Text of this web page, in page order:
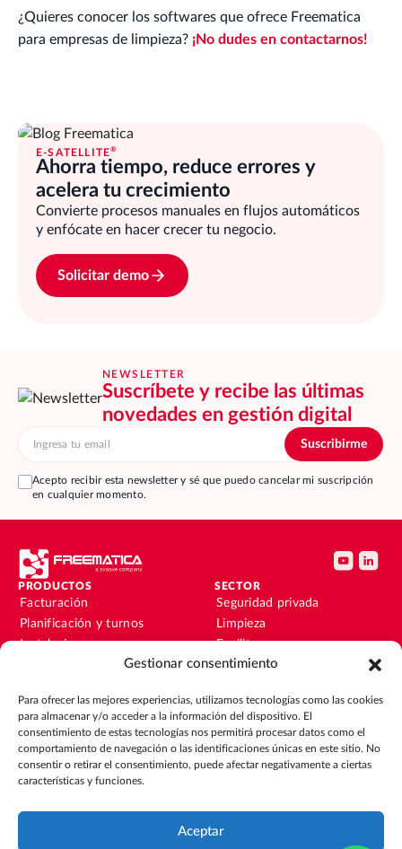
Gestionar consentimiento
Para ofrecer las mejores experiencias, utilizamos tecnologías como las cookies
para almacenar y/o acceder a la información del dispositivo. El
consentimiento de estas tecnologías nos permitirá procesar datos como el
comportamiento de navegación o las identificaciones únicas en este sitio. No
consentir o retirar el consentimiento, puede afectar negativamente a ciertas
características y funciones.
Aceptar
¿Quieres conocer los softwares que ofrece Freematica
para empresas de limpieza? ¡No dudes en contactarnos!
E-SATELLITE®
Ahorra tiempo, reduce errores y
acelera tu crecimiento
Convierte procesos manuales en flujos automáticos
y enfócate en hacer crecer tu negocio.
Solicitar demo
NEWSLETTER
Suscríbete y recibe las últimas
novedades en gestión digital
Acepto recibir esta newsletter y sé que puedo cancelar mi suscripción
en cualquier momento.
PRODUCTOS
Facturación
Planificación y turnos
Instalaciones y
Contabilidad y finanzas
CRM
SECTOR
Seguridad privada
Limpieza
Facility
Instalaciones y
Outsourcing
Eventos
RECURSOS
Blog
EMPRESA